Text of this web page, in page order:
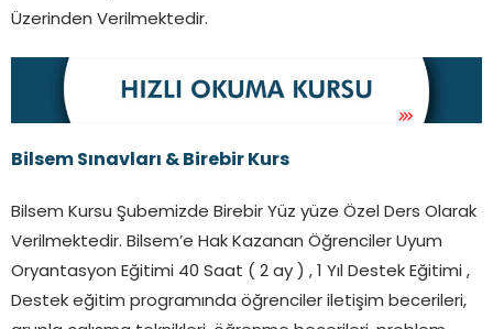
Üzerinden Verilmektedir.
Bilsem Sınavları & Birebir Kurs
Bilsem Kursu Şubemizde Birebir Yüz yüze Özel Ders Olarak
Verilmektedir. Bilsem’e Hak Kazanan Öğrenciler Uyum
Oryantasyon Eğitimi 40 Saat ( 2 ay ) , 1 Yıl Destek Eğitimi ,
Destek eğitim programında öğrenciler iletişim becerileri,